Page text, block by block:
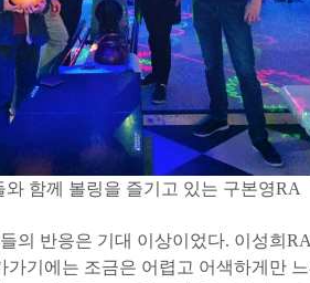
와 함께 볼링을 즐기고 있는 구본영RA
의 반응은 기대 이상이었다. 이성희
기에는 조금은 어렵고 어색하게만